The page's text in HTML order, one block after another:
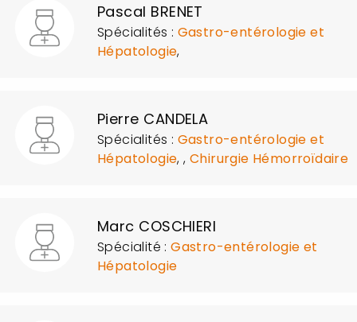
Pascal BRENET
Spécialités : Gastro-entérologie et
Hépatologie,
Pierre CANDELA
Spécialités : Gastro-entérologie et
Hépatologie,,Chirurgie Hémorroïdaire
Marc COSCHIERI
Spécialité :Gastro-entérologie et
Hépatologie